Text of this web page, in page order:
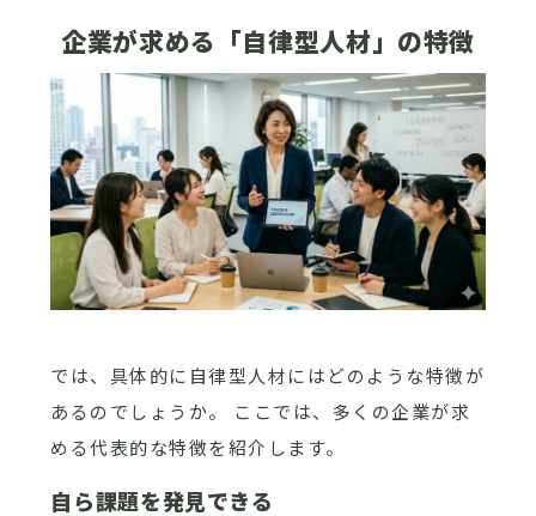
企業が求める「自律型人材」の特徴
では、具体的に自律型人材にはどのような特徴が
あるのでしょうか。 ここでは、多くの企業が求
める代表的な特徴を紹介します。
自ら課題を発見できる